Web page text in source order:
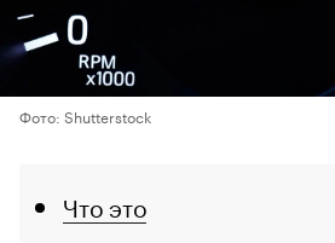
Фото: Shutterstock
Что это